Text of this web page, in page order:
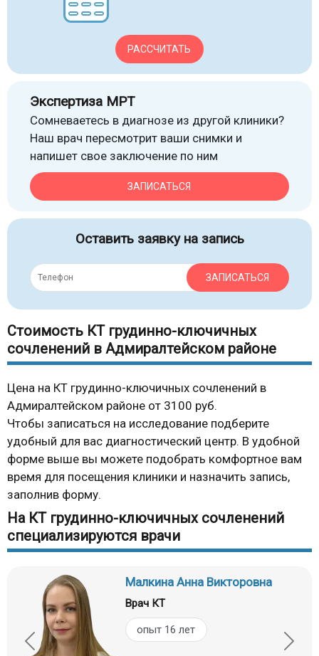
РАССЧИТАТЬ
Экспертиза МРТ
Сомневаетесь в диагнозе из другой клиники?
Наш врач пересмотрит ваши снимки и
напишет свое заключение по ним
ЗАПИСАТЬСЯ
Оставить заявку на запись
ЗАПИСАТЬСЯ
Стоимость КТ грудинно-ключичных
сочленений в Адмиралтейском районе
Цена на КТ грудинно-ключичных сочленений в
Адмиралтейском районе от 3100 руб.
Чтобы записаться на исследование подберите
удобный для вас диагностический центр. В удобной
форме выше вы можете подобрать комфортное вам
время для посещения клиники и назначить запись,
заполнив форму.
На КТ грудинно-ключичных сочленений
специализируются врачи
Малкина Анна Викторовна
Врач КТ
опыт 16 лет